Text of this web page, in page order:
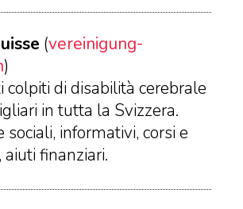
(vereinigung-
)
colpiti di disabilità cerebrale
in tutta la Svizzera.
sociali, informativi, corsi e
aiuti finanziari.